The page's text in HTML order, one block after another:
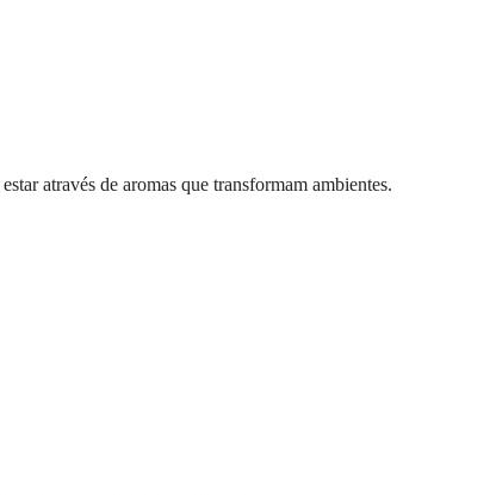
através de aromas que transformam ambientes.